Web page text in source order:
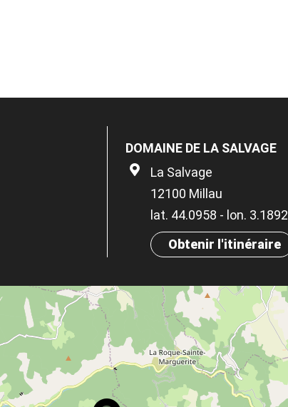
DOMAINE DE LA SALVAGE
La Salvage
12100 Millau
lat. 44.0958 - lon. 3.1892
Obtenir l'itinéraire